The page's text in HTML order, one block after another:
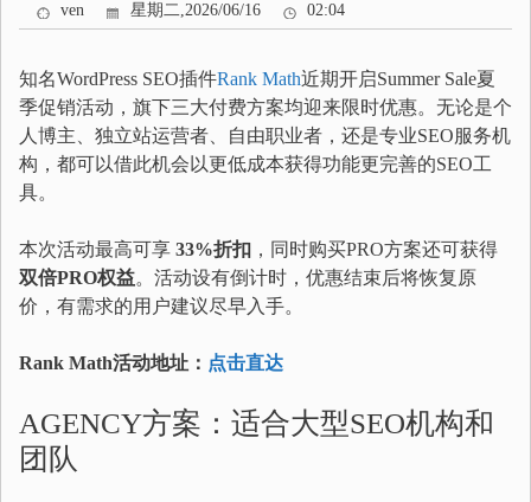
ven 星期二,2026/06/16 02:04
知名WordPress SEO插件Rank Math近期开启Summer Sale夏
季促销活动，旗下三大付费方案均迎来限时优惠。无论是个
人博主、独立站运营者、自由职业者，还是专业SEO服务机
构，都可以借此机会以更低成本获得功能更完善的SEO工
具。
本次活动最高可享 33%折扣 ，同时购买PRO方案还可获得
双倍PRO权益。活动设有倒计时，优惠结束后将恢复原
价，有需求的用户建议尽早入手。
Rank Math活动地址： 点击直达
AGENCY方案：适合大型SEO机构和
团队